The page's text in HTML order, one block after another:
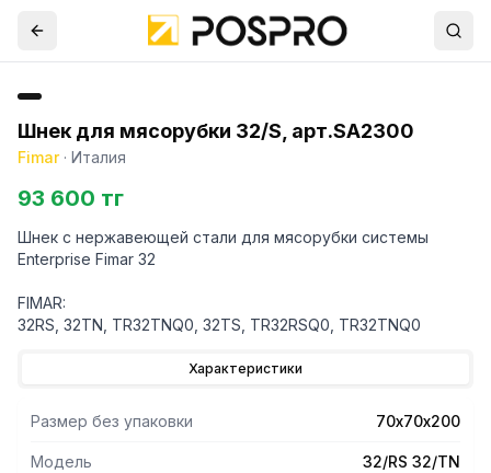
Шнек для мясорубки 32/S, арт.SA2300
Fimar· Италия
93 600 тг
Шнек с нержавеющей стали для мясорубки системы
Enterprise Fimar 32
FIMAR:
32RS, 32TN, TR32TNQ0, 32TS, TR32RSQ0, TR32TNQ0
Характеристики
Размер без упаковки 70х70х200
Модель 32/RS 32/TN